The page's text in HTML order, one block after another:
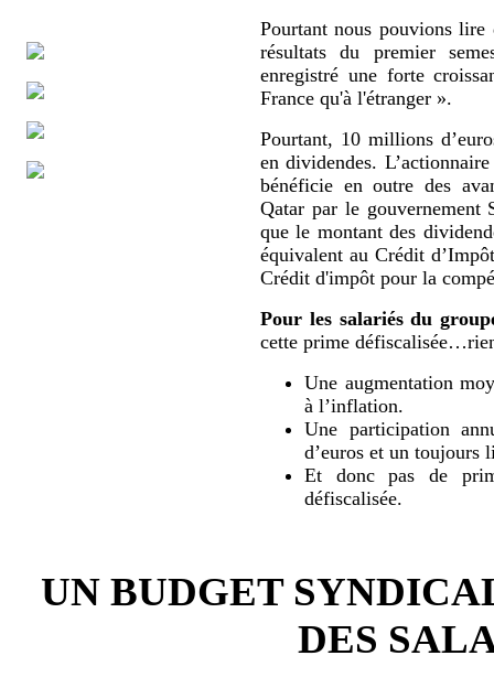
Pourtant nous pouvions lire
résultats du premier
enregistré une forte
France qu'à l'étranger ».
Pourtant, 10 millions
en dividendes.
bénéficie en outre des
Qatar par le gouvernement
que le montant des
équivalent au Crédit
Crédit d'impôt pour la
Pour les salariés du
cette prime
Une augmentation
à l’inflation.
Une participation
d’euros et un toujours
Et donc pas de
défiscalisée.
UN BUDGET
DES